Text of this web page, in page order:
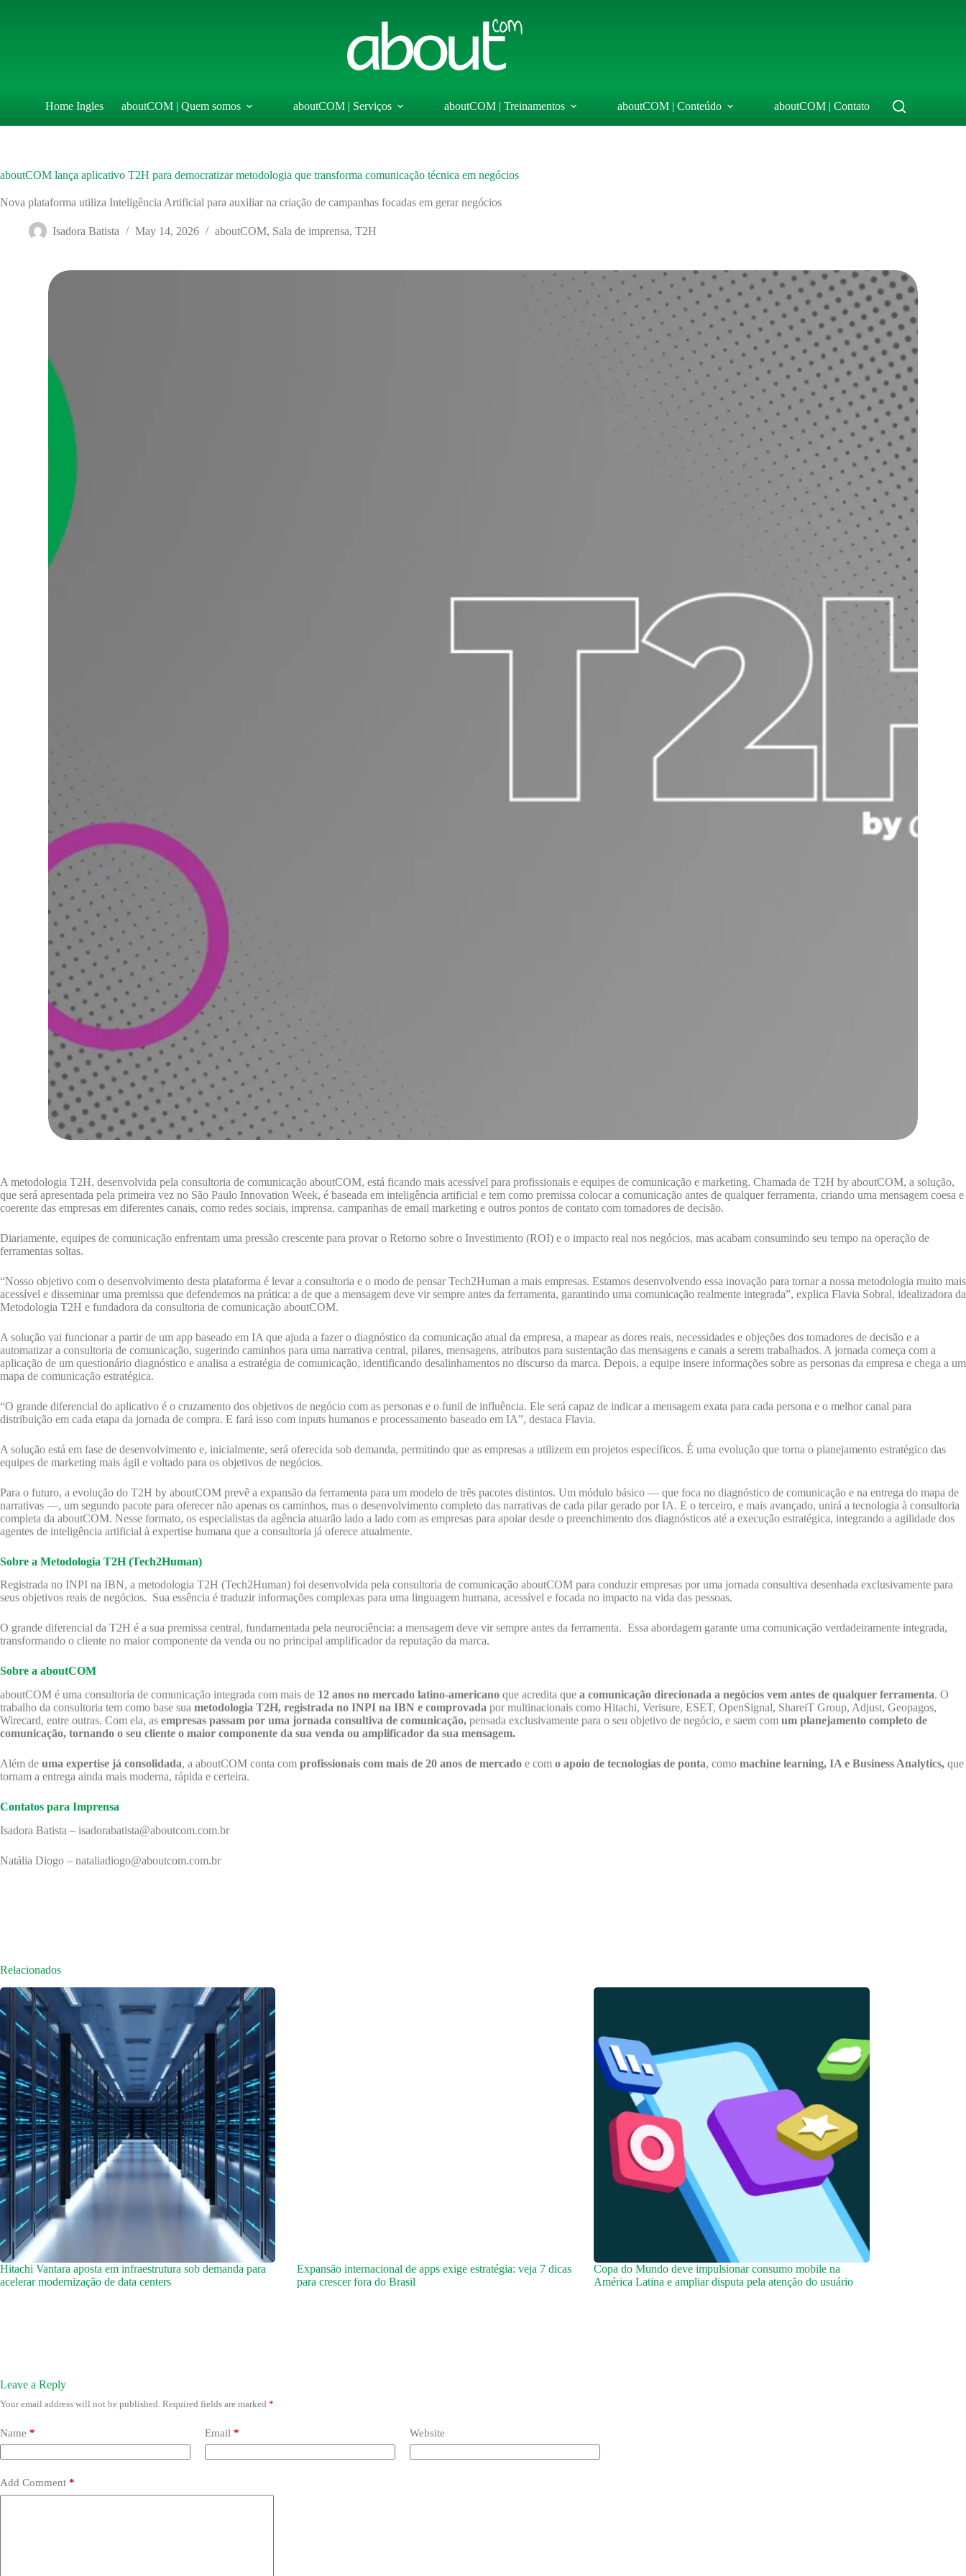
Home Ingles aboutCOM | Quem somos aboutCOM | Serviços aboutCOM | Treinamentos aboutCOM | Conteúdo aboutCOM | Contato
aboutCOM lança aplicativo T2H para democratizar metodologia que transforma comunicação técnica em negócios
Nova plataforma utiliza Inteligência Artificial para auxiliar na criação de campanhas focadas em gerar negócios
Isadora Batista May 14, 2026 aboutCOM, Sala de imprensa, T2H
A metodologia T2H, desenvolvida pela consultoria de comunicação aboutCOM, está ficando mais acessível para profissionais e equipes de comunicação e marketing. Chamada de T2H by aboutCOM, a solução,
que será apresentada pela primeira vez no São Paulo Innovation Week, é baseada em inteligência artificial e tem como premissa colocar a comunicação antes de qualquer ferramenta, criando uma mensagem coesa e
coerente das empresas em diferentes canais, como redes sociais, imprensa, campanhas de email marketing e outros pontos de contato com tomadores de decisão.
Diariamente, equipes de comunicação enfrentam uma pressão crescente para provar o Retorno sobre o Investimento (ROI) e o impacto real nos negócios, mas acabam consumindo seu tempo na operação de
ferramentas soltas.
“Nosso objetivo com o desenvolvimento desta plataforma é levar a consultoria e o modo de pensar Tech2Human a mais empresas. Estamos desenvolvendo essa inovação para tornar a nossa metodologia muito mais
acessível e disseminar uma premissa que defendemos na prática: a de que a mensagem deve vir sempre antes da ferramenta, garantindo uma comunicação realmente integrada”, explica Flavia Sobral, idealizadora da
Metodologia T2H e fundadora da consultoria de comunicação aboutCOM.
A solução vai funcionar a partir de um app baseado em IA que ajuda a fazer o diagnóstico da comunicação atual da empresa, a mapear as dores reais, necessidades e objeções dos tomadores de decisão e a
automatizar a consultoria de comunicação, sugerindo caminhos para uma narrativa central, pilares, mensagens, atributos para sustentação das mensagens e canais a serem trabalhados. A jornada começa com a
aplicação de um questionário diagnóstico e analisa a estratégia de comunicação, identificando desalinhamentos no discurso da marca. Depois, a equipe insere informações sobre as personas da empresa e chega a um
mapa de comunicação estratégica.
“O grande diferencial do aplicativo é o cruzamento dos objetivos de negócio com as personas e o funil de influência. Ele será capaz de indicar a mensagem exata para cada persona e o melhor canal para
distribuição em cada etapa da jornada de compra. E fará isso com inputs humanos e processamento baseado em IA”, destaca Flavia.
A solução está em fase de desenvolvimento e, inicialmente, será oferecida sob demanda, permitindo que as empresas a utilizem em projetos específicos. É uma evolução que torna o planejamento estratégico das
equipes de marketing mais ágil e voltado para os objetivos de negócios.
Para o futuro, a evolução do T2H by aboutCOM prevê a expansão da ferramenta para um modelo de três pacotes distintos. Um módulo básico — que foca no diagnóstico de comunicação e na entrega do mapa de
narrativas —, um segundo pacote para oferecer não apenas os caminhos, mas o desenvolvimento completo das narrativas de cada pilar gerado por IA. E o terceiro, e mais avançado, unirá a tecnologia à consultoria
completa da aboutCOM. Nesse formato, os especialistas da agência atuarão lado a lado com as empresas para apoiar desde o preenchimento dos diagnósticos até a execução estratégica, integrando a agilidade dos
agentes de inteligência artificial à expertise humana que a consultoria já oferece atualmente.
Sobre a Metodologia T2H (Tech2Human)
Registrada no INPI na IBN, a metodologia T2H (Tech2Human) foi desenvolvida pela consultoria de comunicação aboutCOM para conduzir empresas por uma jornada consultiva desenhada exclusivamente para
seus objetivos reais de negócios. Sua essência é traduzir informações complexas para uma linguagem humana, acessível e focada no impacto na vida das pessoas.
O grande diferencial da T2H é a sua premissa central, fundamentada pela neurociência: a mensagem deve vir sempre antes da ferramenta. Essa abordagem garante uma comunicação verdadeiramente integrada,
transformando o cliente no maior componente da venda ou no principal amplificador da reputação da marca.
Sobre a aboutCOM
aboutCOM é uma consultoria de comunicação integrada com mais de 12 anos no mercado latino-americano que acredita que a comunicação direcionada a negócios vem antes de qualquer ferramenta. O
trabalho da consultoria tem como base sua metodologia T2H, registrada no INPI na IBN e comprovada por multinacionais como Hitachi, Verisure, ESET, OpenSignal, ShareiT Group, Adjust, Geopagos,
Wirecard, entre outras. Com ela, as empresas passam por uma jornada consultiva de comunicação, pensada exclusivamente para o seu objetivo de negócio, e saem com um planejamento completo de
comunicação, tornando o seu cliente o maior componente da sua venda ou amplificador da sua mensagem.
Além de uma expertise já consolidada, a aboutCOM conta com profissionais com mais de 20 anos de mercado e com o apoio de tecnologias de ponta, como machine learning, IA e Business Analytics, que
tornam a entrega ainda mais moderna, rápida e certeira.
Contatos para Imprensa
Isadora Batista – isadorabatista@aboutcom.com.br
Natália Diogo – nataliadiogo@aboutcom.com.br
Relacionados
Hitachi Vantara aposta em infraestrutura sob demanda para
acelerar modernização de data centers
Expansão internacional de apps exige estratégia: veja 7 dicas
para crescer fora do Brasil
Copa do Mundo deve impulsionar consumo mobile na
América Latina e ampliar disputa pela atenção do usuário
Leave a Reply
Your email address will not be published. Required fields are marked *
Name * Email * Website
Add Comment *